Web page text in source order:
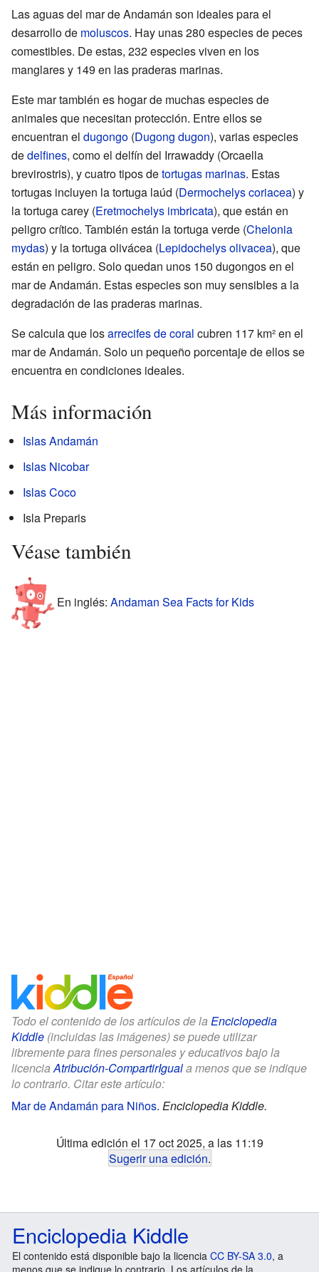
Las aguas del mar de Andamán son ideales para el
desarrollo de moluscos. Hay unas 280 especies de peces
comestibles. De estas, 232 especies viven en los
manglares y 149 en las praderas marinas.
Este mar también es hogar de muchas especies de
animales que necesitan protección. Entre ellos se
encuentran el dugongo (Dugong dugon), varias especies
dedelfines, como el delfín del Irrawaddy (Orcaella
brevirostris), y cuatro tipos detortugas marinas. Estas
tortugas incluyen la tortuga laúd (Dermochelys coriacea) y
la tortuga carey (Eretmochelys imbricata), que están en
peligro crítico. También están la tortuga verde (Chelonia
mydas) y la tortuga olivácea (Lepidochelys olivacea), que
están en peligro. Solo quedan unos 150 dugongos en el
mar de Andamán. Estas especies son muy sensibles a la
degradación de las praderas marinas.
Se calcula que losarrecifes de coral cubren 117 km² en el
mar de Andamán. Solo un pequeño porcentaje de ellos se
encuentra en condiciones ideales.
Más información
Islas Andamán
Islas Nicobar
Islas Coco
Isla Preparis
Véase también
En inglés: Andaman Sea Facts for Kids
Todo el contenido de los artículos de la Enciclopedia
Kiddle (incluidas las imágenes) se puede utilizar
libremente para fines personales y educativos bajo la
licenciaAtribución-CompartirIguala menos que se indique
lo contrario. Citar este artículo:
Mar de Andamán para Niños. Enciclopedia Kiddle.
Última edición el 17 oct 2025, a las 11:19
Sugerir una edición.
Enciclopedia Kiddle
El contenido está disponible bajo la licencia CC BY-SA 3.0, a
menos que se indique lo contrario. Los artículos de la